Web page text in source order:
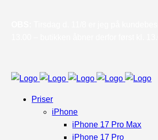
Priser
iPhone
iPhone 17 Pro Max
iPhone 17 Pro